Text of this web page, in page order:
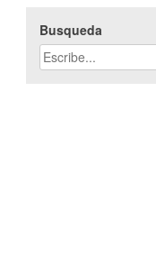
Busqueda